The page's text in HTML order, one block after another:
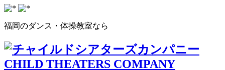
福岡のダンス・体操教室なら